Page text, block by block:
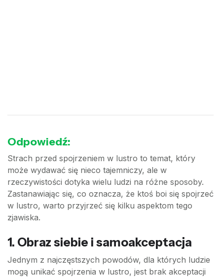
Odpowiedź:
Strach przed spojrzeniem w lustro to temat, który
może wydawać się nieco tajemniczy, ale w
rzeczywistości dotyka wielu ludzi na różne sposoby.
Zastanawiając się, co oznacza, że ktoś boi się spojrzeć
w lustro, warto przyjrzeć się kilku aspektom tego
zjawiska.
1. Obraz siebie i samoakceptacja
Jednym z najczęstszych powodów, dla których ludzie
mogą unikać spojrzenia w lustro, jest brak akceptacji